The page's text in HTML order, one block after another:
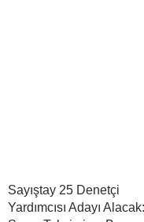
Sayıştay 25 Denetçi
Yardımcısı Adayı Alacak: